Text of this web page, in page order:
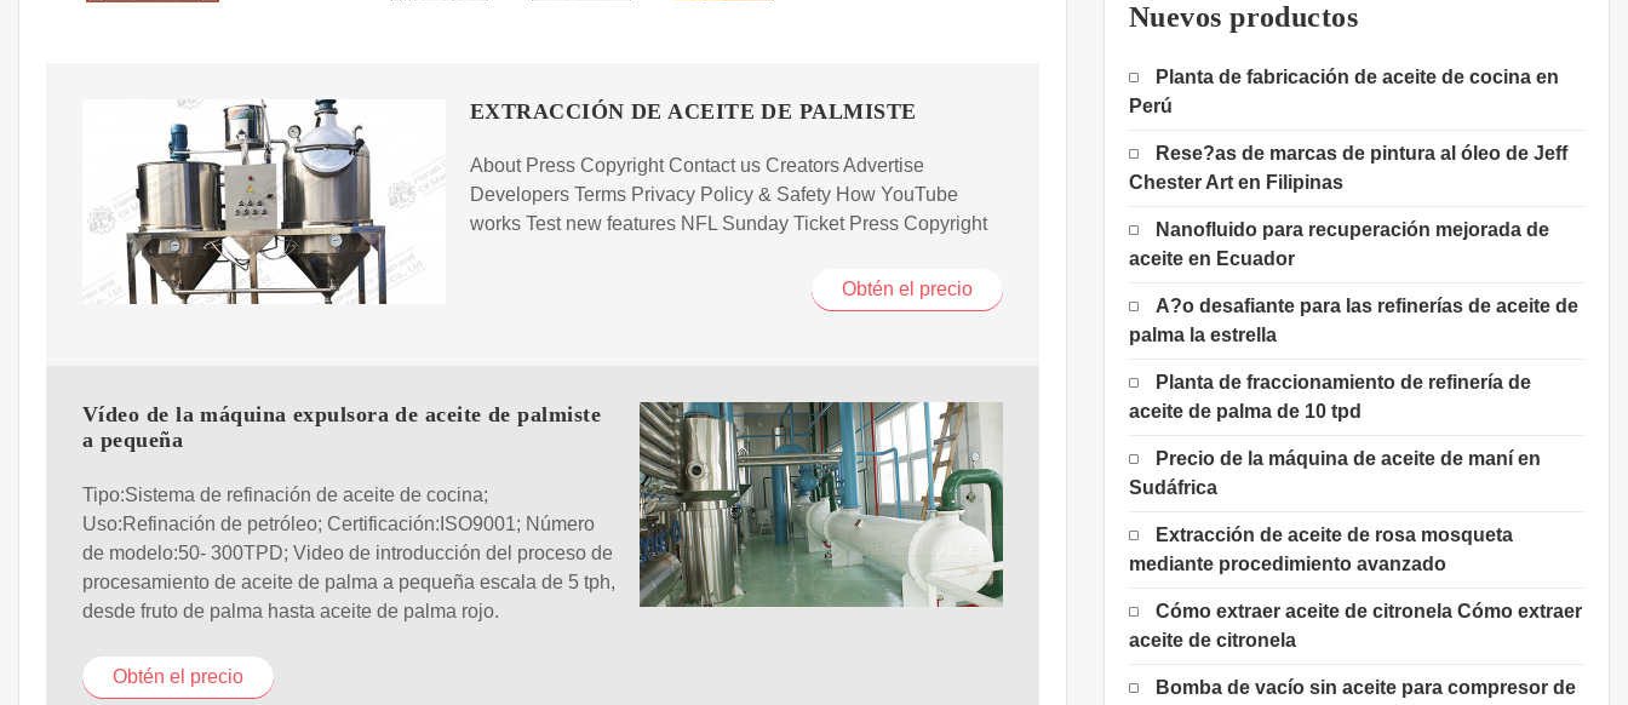
EXTRACCIÓN DE ACEITE DE PALMISTE
About Press Copyright Contact us Creators Advertise
Developers Terms Privacy Policy & Safety How YouTube
works Test new features NFL Sunday Ticket Press Copyright
Obtén el precio
Vídeo de la máquina expulsora de aceite de palmiste
a pequeña
Tipo:Sistema de refinación de aceite de cocina;
Uso:Refinación de petróleo; Certificación:ISO9001; Número
de modelo:50- 300TPD; Video de introducción del proceso de
procesamiento de aceite de palma a pequeña escala de 5 tph,
desde fruto de palma hasta aceite de palma rojo.
Obtén el precio
Nuevos productos
Planta de fabricación de aceite de cocina en
Perú
Rese?as de marcas de pintura al óleo de Jeff
Chester Art en Filipinas
Nanofluido para recuperación mejorada de
aceite en Ecuador
A?o desafiante para las refinerías de aceite de
palma la estrella
Planta de fraccionamiento de refinería de
aceite de palma de 10 tpd
Precio de la máquina de aceite de maní en
Sudáfrica
Extracción de aceite de rosa mosqueta
mediante procedimiento avanzado
Cómo extraer aceite de citronela Cómo extraer
aceite de citronela
Bomba de vacío sin aceite para compresor de